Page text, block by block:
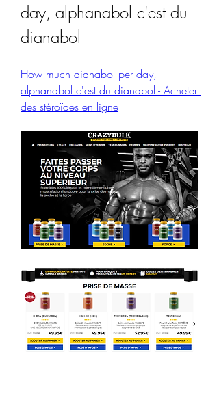
day, alphanabol c'est du
dianabol
How much dianabol per day,
alphanabol c'est du dianabol - Acheter
des stéroïdes en ligne